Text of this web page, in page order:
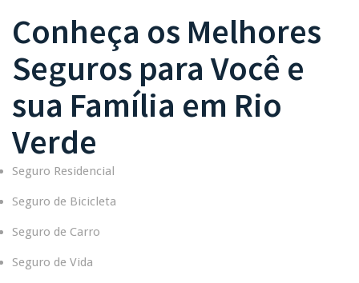
Conheça os Melhores
Seguros para Você e
sua Família em Rio
Verde
Seguro Residencial
Seguro de Bicicleta
Seguro de Carro
Seguro de Vida